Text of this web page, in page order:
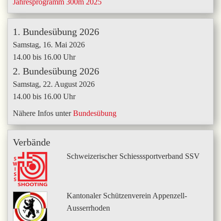
Jahresprogramm 300m 2025
1. Bundesübung 2026
Samstag, 16. Mai 2026
14.00 bis 16.00 Uhr
2. Bundesübung 2026
Samstag, 22. August 2026
14.00 bis 16.00 Uhr
Nähere Infos unterBundesübung
Verbände
Schweizerischer Schiesssportverband SSV
Kantonaler Schützenverein Appenzell-
Ausserrhoden